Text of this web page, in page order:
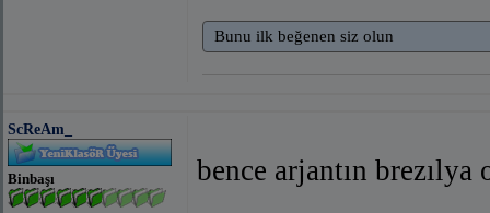
Bunu ilk beğenen siz olun
ScReAm_
Binbaşı bence arjantın brezılya